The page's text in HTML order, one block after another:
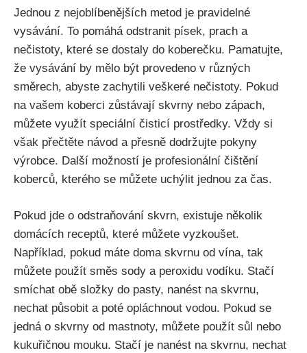
Jednou⁣ z​ nejoblíbenějších metod je pravidelné
vysávání. To pomáhá ​odstranit⁣ písek, ​prach a
nečistoty, které se dostaly‍ do koberečku.⁣ Pamatujte,
že vysávání ⁢by mělo​ být provedeno v ‌různých‌
směrech, abyste ⁣zachytili veškeré ⁣nečistoty.⁢ Pokud
na vašem koberci ⁣zůstávají skvrny nebo‌ zápach,
můžete využít speciální čisticí prostředky. Vždy​ si
však přečtěte návod ‌a ⁣přesně dodržujte pokyny⁤
výrobce.​ Další možností‌ je profesionální čištění
koberců, kterého se můžete⁢ uchýlit jednou⁤ za čas.
Pokud jde o odstraňování skvrn, existuje několik‌
domácích receptů, které můžete vyzkoušet.‌
Například, pokud máte doma skvrnu od vína, tak
⁣můžete použít směs‌ sody a peroxidu⁣ vodíku. Stačí
smíchat ⁣obě složky do pasty, ‌nanést na skvrnu,
nechat působit a poté opláchnout ⁢vodou. Pokud se
jedná o skvrny od mastnoty, můžete použít sůl nebo
‌kukuřičnou mouku. ‌Stačí je nanést⁤ na skvrnu, nechat